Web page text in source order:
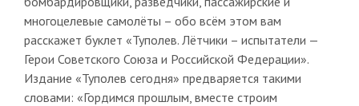
многоцелевые самолёты – обо всём этом вам
расскажет буклет «Туполев. Лётчики – испытатели —
Герои Советского Союза и Российской Федерации».
Издание «Туполев сегодня» предваряется такими
словами: «Гордимся прошлым, вместе строим